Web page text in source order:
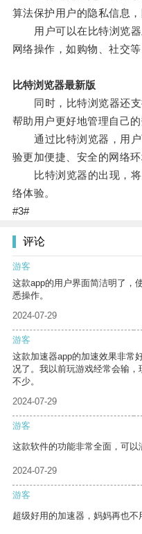
算法保护用户的隐私信息，
用户可以在比特浏览器
网络操作，如购物、社交等
比特浏览器最新版
同时，比特浏览器还支
帮助用户更好地管理自己的
通过比特浏览器，用户
验更加便捷、安全的网络环
比特浏览器的出现，将
络体验。
#3#
评论
游客
这款app的用户界面简洁明了，
悉操作。
2024-07-29
游客
这款加速器app的加速效果非常
况了。我以前玩游戏经常会输
不少。
2024-07-29
游客
这款软件的功能非常全面，可以
2024-07-29
游客
超级好用的加速器，妈妈再也不